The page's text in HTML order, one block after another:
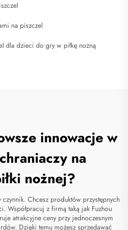
na piszczel
dla dzieci do gry w piłkę nożną
innowacje w
na
nożnej?
Chcesz produktów przystępnych
Współpracuj z firmą taką jak Fuzhou
atrakcyjne ceny przy jednoczesnym
Dzięki temu możesz sprzedawać